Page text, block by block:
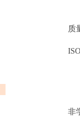
质
非